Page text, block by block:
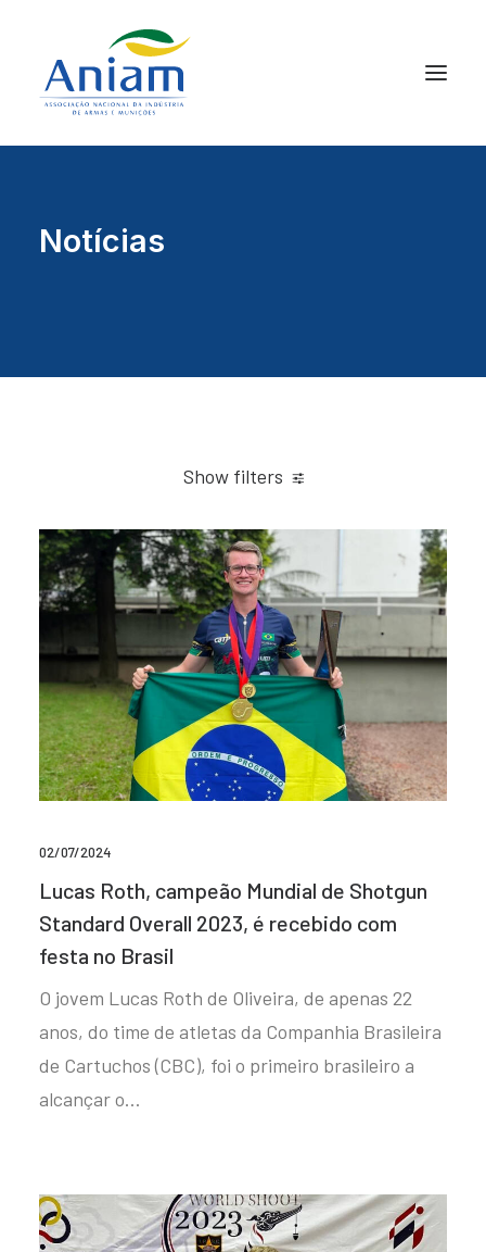
Notícias
Show filters
02/07/2024
Lucas Roth, campeão Mundial de Shotgun
Standard Overall 2023, é recebido com
festa no Brasil
O jovem Lucas Roth de Oliveira, de apenas 22
anos, do time de atletas da Companhia Brasileira
de Cartuchos (CBC), foi o primeiro brasileiro a
alcançar o…